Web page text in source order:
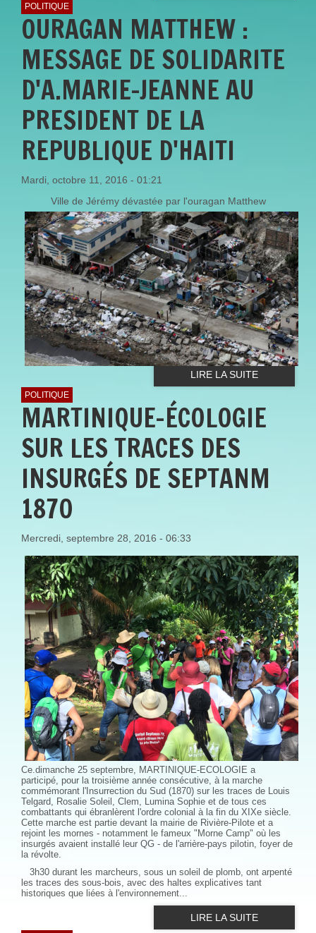
POLITIQUE
OURAGAN MATTHEW :
MESSAGE DE SOLIDARITE
D'A.MARIE-JEANNE AU
PRESIDENT DE LA
REPUBLIQUE D'HAITI
Mardi, octobre 11, 2016 - 01:21
Ville de Jérémy dévastée par l'ouragan Matthew
LIRE LA SUITE
POLITIQUE
MARTINIQUE-ÉCOLOGIE
SUR LES TRACES DES
INSURGÉS DE SEPTANM
1870
Mercredi, septembre 28, 2016 - 06:33
Ce.dimanche 25 septembre, MARTINIQUE-ECOLOGIE a
participé, pour la troisième année consécutive, à la marche
commémorant l'Insurrection du Sud (1870) sur les traces de Louis
Telgard, Rosalie Soleil, Clem, Lumina Sophie et de tous ces
combattants qui ébranlèrent l'ordre colonial à la fin du XIXe siècle.
Cette marche est partie devant la mairie de Rivière-Pilote et a
rejoint les mornes - notamment le fameux "Morne Camp" où les
insurgés avaient installé leur QG - de l'arrière-pays pilotin, foyer de
la révolte.
3h30 durant les marcheurs, sous un soleil de plomb, ont arpenté
les traces des sous-bois, avec des haltes explicatives tant
historiques que liées à l'environnement...
LIRE LA SUITE